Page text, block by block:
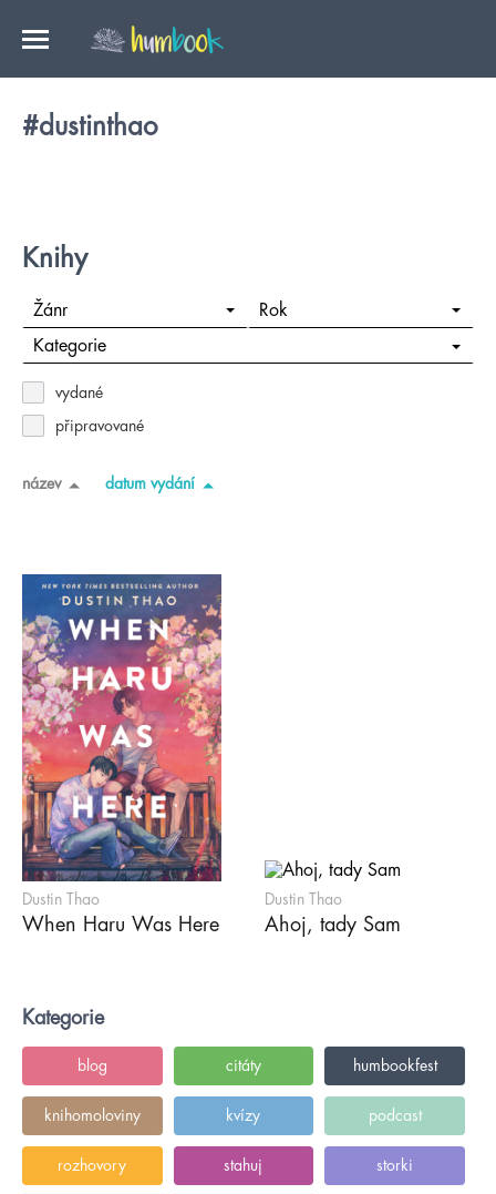
#dustinthao
Knihy
Žánr Rok
Kategorie
vydané
připravované
název datum vydání
Dustin Thao
When Haru Was Here
Dustin Thao
Ahoj, tady Sam
Kategorie
blog citáty humbookfest
knihomoloviny kvízy podcast
rozhovory stahuj storki